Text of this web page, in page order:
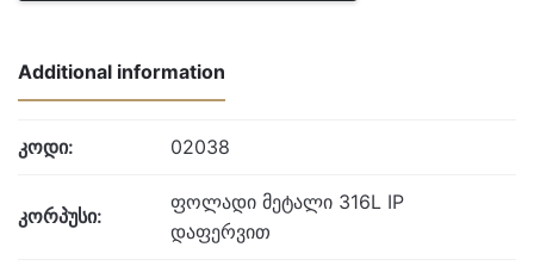
Additional information
კოდი: 02038
კორპუსი:
ფოლადი მეტალი 316L IP
დაფერვით